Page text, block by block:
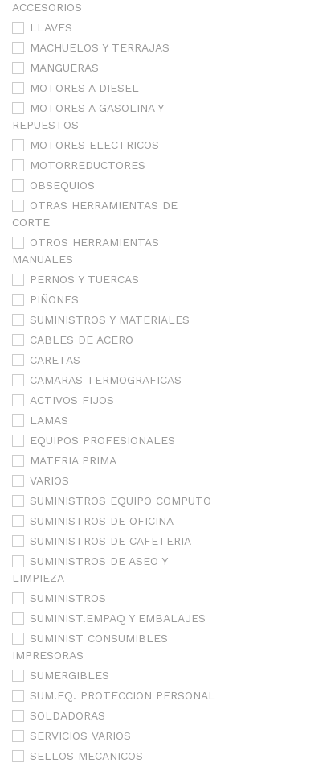
ACCESORIOS
LLAVES
MACHUELOS Y TERRAJAS
MANGUERAS
MOTORES A DIESEL
MOTORES A GASOLINA Y
REPUESTOS
MOTORES ELECTRICOS
MOTORREDUCTORES
OBSEQUIOS
OTRAS HERRAMIENTAS DE
CORTE
OTROS HERRAMIENTAS
MANUALES
PERNOS Y TUERCAS
PIÑONES
SUMINISTROS Y MATERIALES
CABLES DE ACERO
CARETAS
CAMARAS TERMOGRAFICAS
ACTIVOS FIJOS
LAMAS
EQUIPOS PROFESIONALES
MATERIA PRIMA
VARIOS
SUMINISTROS EQUIPO COMPUTO
SUMINISTROS DE OFICINA
SUMINISTROS DE CAFETERIA
SUMINISTROS DE ASEO Y
LIMPIEZA
SUMINISTROS
SUMINIST.EMPAQ Y EMBALAJES
SUMINIST CONSUMIBLES
IMPRESORAS
SUMERGIBLES
SUM.EQ. PROTECCION PERSONAL
SOLDADORAS
SERVICIOS VARIOS
SELLOS MECANICOS